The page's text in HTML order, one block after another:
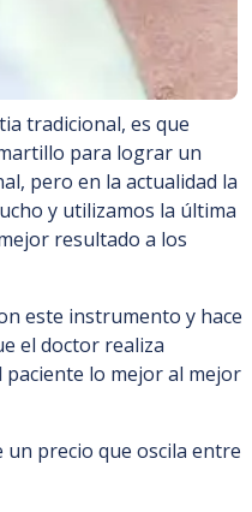
tradicional, es que
para lograr un
pero en la actualidad la
y utilizamos la última
resultado a los
este instrumento y hace
el doctor realiza
lo mejor al mejor
precio que oscila entre